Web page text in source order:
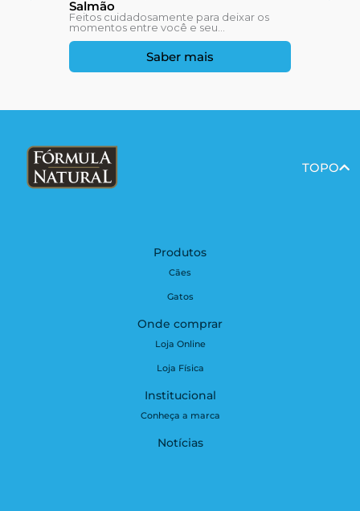
Salmão
Feitos cuidadosamente para deixar os
momentos entre você e seu...
Saber mais
TOPO
Produtos
Cães
Gatos
Onde comprar
Loja Online
Loja Física
Institucional
Conheça a marca
Notícias